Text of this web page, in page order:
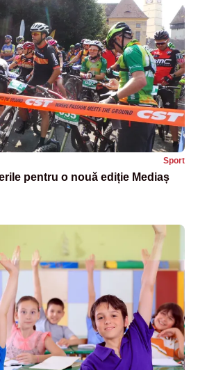
Sport
pentru o nouă ediție Mediaș